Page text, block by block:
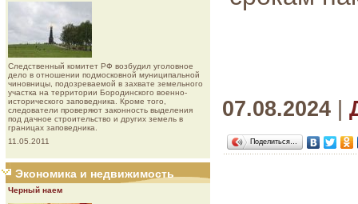
Следственный комитет РФ возбудил уголовное
дело в отношении подмосковной муниципальной
чиновницы, подозреваемой в захвате земельного
участка на территории Бородинского военно-
исторического заповедника. Кроме того,
следователи проверяют законность выделения
под дачное строительство и других земель в
границах заповедника.
11.05.2011
Экономика и недвижимость
Черный наем
07.08.2024
Поделиться…